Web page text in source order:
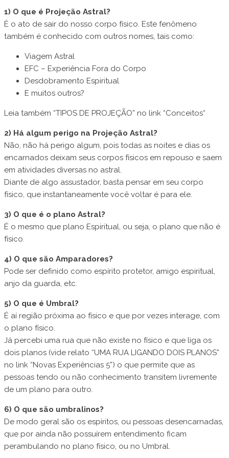
1) O que é Projeção Astral?
É o ato de sair do nosso corpo físico. Este fenômeno
também é conhecido com outros nomes, tais como:
Viagem Astral
EFC – Experiência Fora do Corpo
Desdobramento Espiritual
E muitos outros?
Leia também “TIPOS DE PROJEÇÃO” no link “Conceitos“
2) Há algum perigo na Projeção Astral?
Não, não há perigo algum, pois todas as noites e dias os
encarnados deixam seus corpos físicos em repouso e saem
em atividades diversas no astral.
Diante de algo assustador, basta pensar em seu corpo
físico, que instantaneamente você voltar é para ele.
3) O que é o plano Astral?
É o mesmo que plano Espiritual, ou seja, o plano que não é
físico.
4) O que são Amparadores?
Pode ser definido como espírito protetor, amigo espiritual,
anjo da guarda, etc.
5) O que é Umbral?
É aí região próxima ao físico e que por vezes interage, com
o plano físico.
Já percebi uma rua que não existe no físico e que liga os
dois planos (vide relato “UMA RUA LIGANDO DOIS PLANOS”
no link “Novas Experiências 5”) o que permite que as
pessoas tendo ou não conhecimento transitem livremente
de um plano para outro.
6) O que são umbralinos?
De modo geral são os espíritos, ou pessoas desencarnadas,
que por ainda não possuírem entendimento ficam
perambulando no plano físico, ou no Umbral.